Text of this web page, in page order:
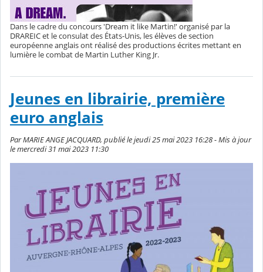
Dans le cadre du concours 'Dream it like Martin!' organisé par la
DRAREIC et le consulat des États-Unis, les élèves de section
européenne anglais ont réalisé des productions écrites mettant en
lumière le combat de Martin Luther King Jr.
Jeunes en librairie, première
euro anglais
Par MARIE ANGE JACQUARD, publié le jeudi 25 mai 2023 16:28 - Mis à jour
le mercredi 31 mai 2023 11:30